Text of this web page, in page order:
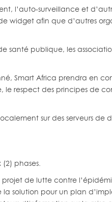
l’auto-surveillance et
afin que d’autres
publique, les
Smart Africa prendra en
le respect des principes
sur des serveurs de
phases.
de lutte contre
solution pour un plan